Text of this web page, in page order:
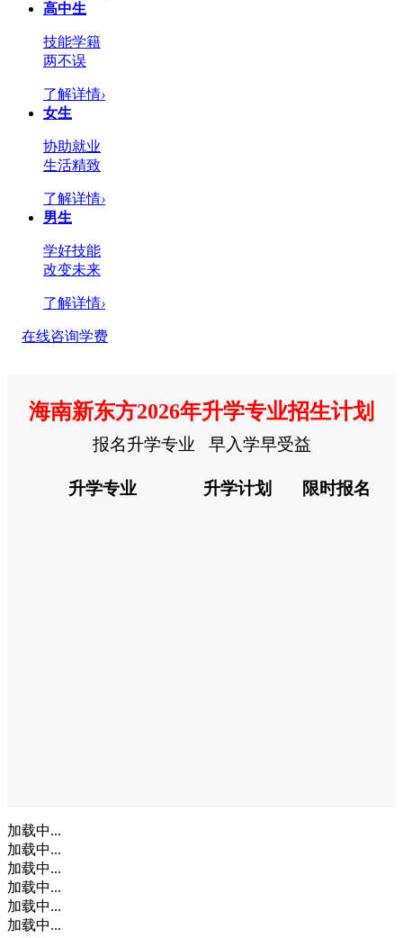
高中生
技能学籍
两不误
了解详情›
女生
协助就业
生活精致
了解详情›
男生
学好技能
改变未来
了解详情›
在线咨询学费
海南新东方2026年升学专业招生计划
报名升学专业 早入学早受益
升学专业 升学计划 限时报名
加载中...
加载中...
加载中...
加载中...
加载中...
加载中...